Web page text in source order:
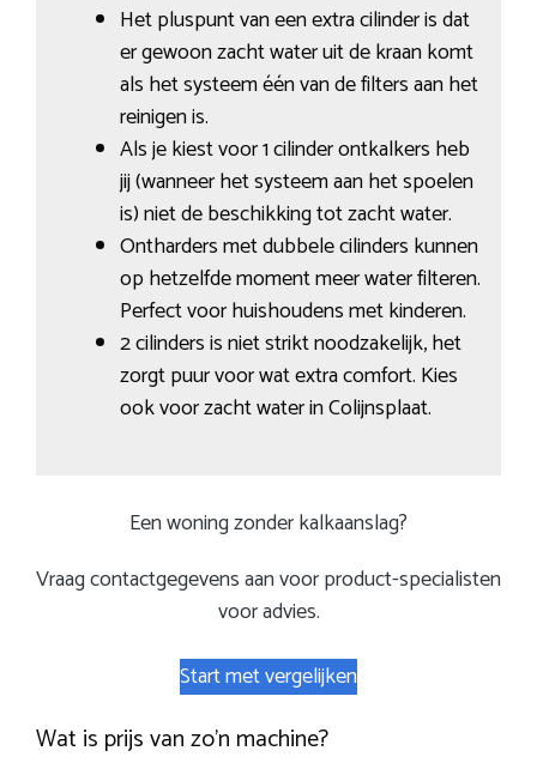
Het pluspunt van een extra cilinder is dat
er gewoon zacht water uit de kraan komt
als het systeem één van de filters aan het
reinigen is.
Als je kiest voor 1 cilinder ontkalkers heb
jij (wanneer het systeem aan het spoelen
is) niet de beschikking tot zacht water.
Ontharders met dubbele cilinders kunnen
op hetzelfde moment meer water filteren.
Perfect voor huishoudens met kinderen.
2 cilinders is niet strikt noodzakelijk, het
zorgt puur voor wat extra comfort. Kies
ook voor zacht water in Colijnsplaat.
Een woning zonder kalkaanslag?
Vraag contactgegevens aan voor product-specialisten
voor advies.
Start met vergelijken
Wat is prijs van zo’n machine?